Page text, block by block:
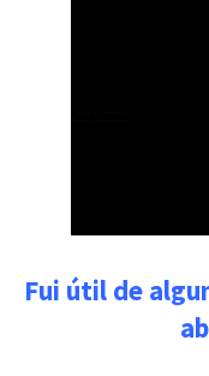
Fui útil de